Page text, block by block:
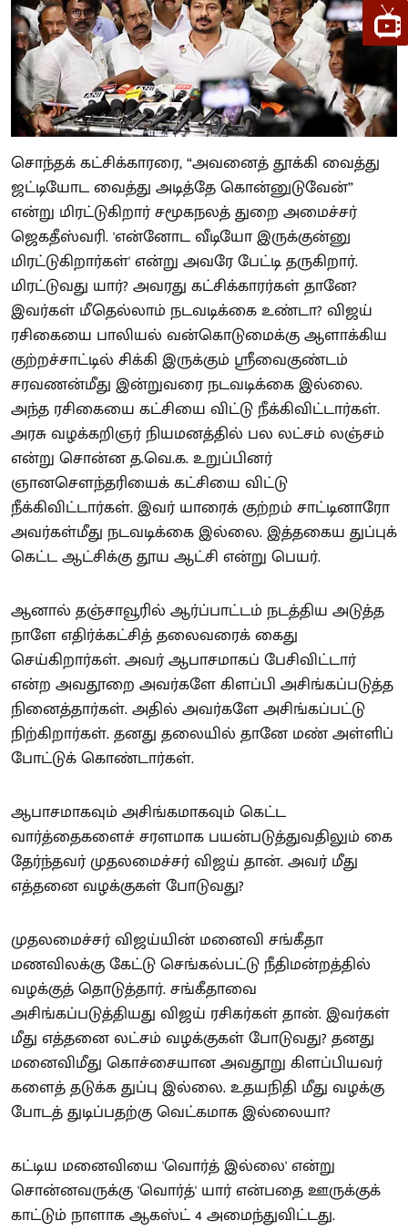
சொந்தக் கட்சிக்காரரை, “அவனைத் தூக்கி வைத்து
ஜட்டியோட வைத்து அடித்தே கொன்னுடுவேன்”
என்று மிரட்டுகிறார் சமூகநலத் துறை அமைச்சர்
ஜெகதீஸ்வரி. 'என்னோட வீடியோ இருக்குன்னு
மிரட்டுகிறார்கள்' என்று அவரே பேட்டி தருகிறார்.
மிரட்டுவது யார்? அவரது கட்சிக்காரர்கள் தானே?
இவர்கள் மீதெல்லாம் நடவடிக்கை உண்டா? விஜய்
ரசிகையை பாலியல் வன்கொடுமைக்கு ஆளாக்கிய
குற்றச்சாட்டில் சிக்கி இருக்கும் ஸ்ரீவைகுண்டம்
சரவணன்மீது இன்றுவரை நடவடிக்கை இல்லை.
அந்த ரசிகையை கட்சியை விட்டு நீக்கிவிட்டார்கள்.
அரசு வழக்கறிஞர் நியமனத்தில் பல லட்சம் லஞ்சம்
என்று சொன்ன த.வெ.க. உறுப்பினர்
ஞானசௌந்தரியைக் கட்சியை விட்டு
நீக்கிவிட்டார்கள். இவர் யாரைக் குற்றம் சாட்டினாரோ
அவர்கள்மீது நடவடிக்கை இல்லை. இத்தகைய துப்புக்
கெட்ட ஆட்சிக்கு தூய ஆட்சி என்று பெயர்.
ஆனால் தஞ்சாவூரில் ஆர்ப்பாட்டம் நடத்திய அடுத்த
நாளே எதிர்க்கட்சித் தலைவரைக் கைது
செய்கிறார்கள். அவர் ஆபாசமாகப் பேசிவிட்டார்
என்ற அவதூறை அவர்களே கிளப்பி அசிங்கப்படுத்த
நினைத்தார்கள். அதில் அவர்களே அசிங்கப்பட்டு
நிற்கிறார்கள். தனது தலையில் தானே மண் அள்ளிப்
போட்டுக் கொண்டார்கள்.
ஆபாசமாகவும் அசிங்கமாகவும் கெட்ட
வார்த்தைகளைச் சரளமாக பயன்படுத்துவதிலும் கை
தேர்ந்தவர் முதலமைச்சர் விஜய் தான். அவர் மீது
எத்தனை வழக்குகள் போடுவது?
முதலமைச்சர் விஜய்யின் மனைவி சங்கீதா
மணவிலக்கு கேட்டு செங்கல்பட்டு நீதிமன்றத்தில்
வழக்குத் தொடுத்தார். சங்கீதாவை
அசிங்கப்படுத்தியது விஜய் ரசிகர்கள் தான். இவர்கள்
மீது எத்தனை லட்சம் வழக்குகள் போடுவது? தனது
மனைவிமீது கொச்சையான அவதூறு கிளப்பியவர்
களைத் தடுக்க துப்பு இல்லை. உதயநிதி மீது வழக்கு
போடத் துடிப்பதற்கு வெட்கமாக இல்லையா?
கட்டிய மனைவியை 'வொர்த் இல்லை' என்று
சொன்னவருக்கு 'வொர்த்' யார் என்பதை ஊருக்குக்
காட்டும் நாளாக ஆகஸ்ட் 4 அமைந்துவிட்டது.